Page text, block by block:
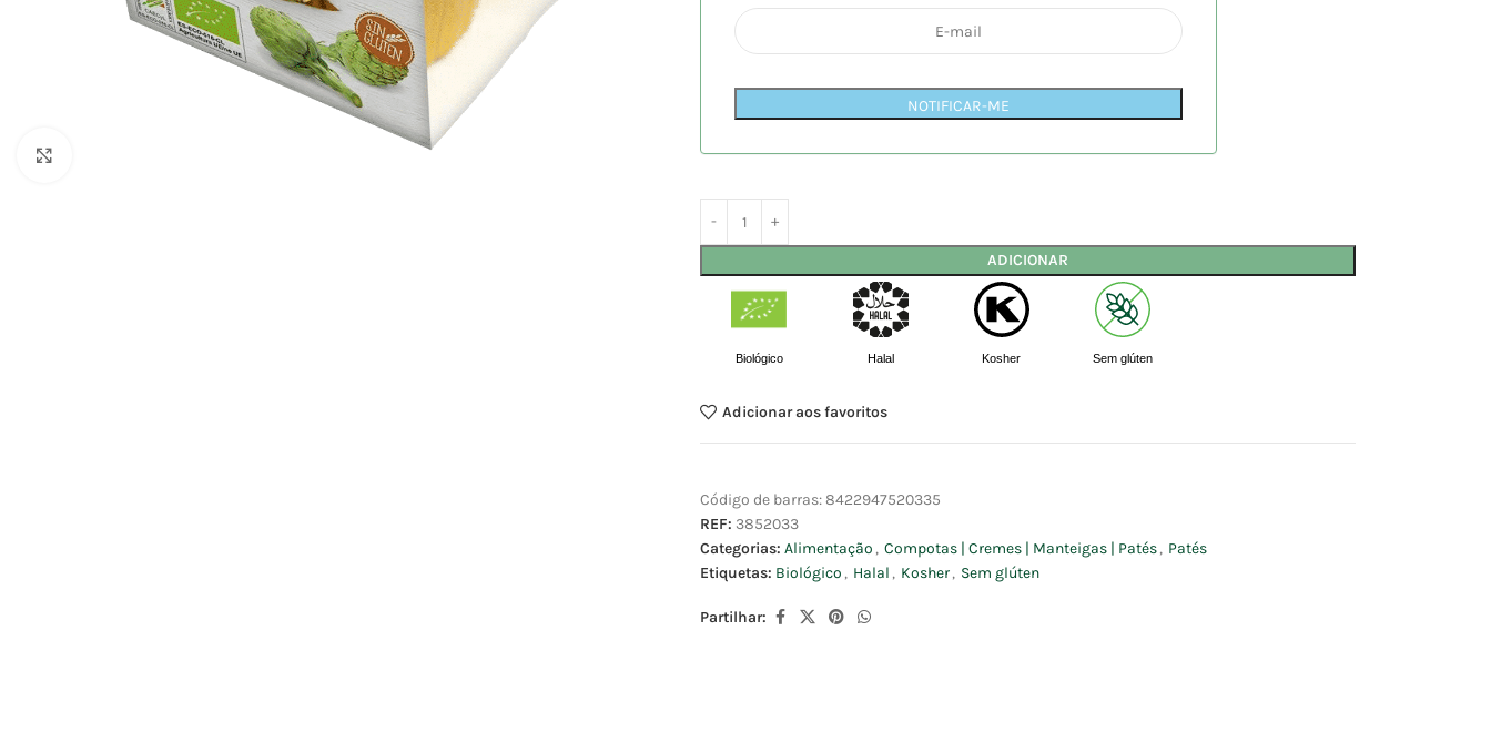
NOTIFICAR-ME
ADICIONAR
Biológico Halal Kosher Sem glúten
Adicionar aos favoritos
Código de barras:8422947520335
REF: 3852033
Categorias: Alimentação , Compotas | Cremes | Manteigas | Patés, Patés
Etiquetas: Biológico , Halal , Kosher, Sem glúten
Partilhar: